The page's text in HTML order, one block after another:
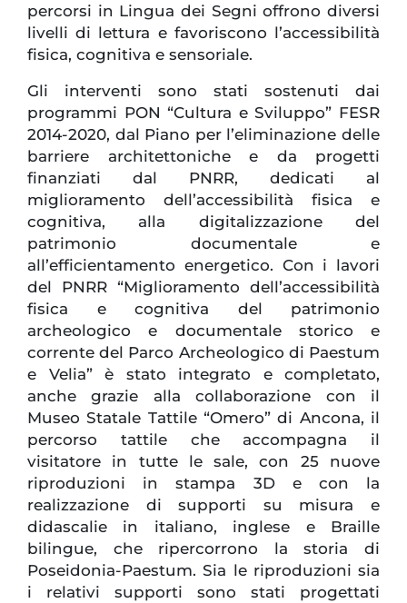
percorsi in Lingua dei Segni offrono diversi
livelli di lettura e favoriscono l’accessibilità
fisica, cognitiva e sensoriale.
Gli interventi sono stati sostenuti dai
programmi PON “Cultura e Sviluppo” FESR
2014-2020, dal Piano per l’eliminazione delle
barriere architettoniche e da progetti
finanziati dal PNRR, dedicati al
miglioramento dell’accessibilità fisica e
cognitiva, alla digitalizzazione del
patrimonio documentale e
all’efficientamento energetico. Con i lavori
del PNRR “Miglioramento dell’accessibilità
fisica e cognitiva del patrimonio
archeologico e documentale storico e
corrente del Parco Archeologico di Paestum
e Velia” è stato integrato e completato,
anche grazie alla collaborazione con il
Museo Statale Tattile “Omero” di Ancona, il
percorso tattile che accompagna il
visitatore in tutte le sale, con 25 nuove
riproduzioni in stampa 3D e con la
realizzazione di supporti su misura e
didascalie in italiano, inglese e Braille
bilingue, che ripercorrono la storia di
Poseidonia-Paestum. Sia le riproduzioni sia
i relativi supporti sono stati progettati